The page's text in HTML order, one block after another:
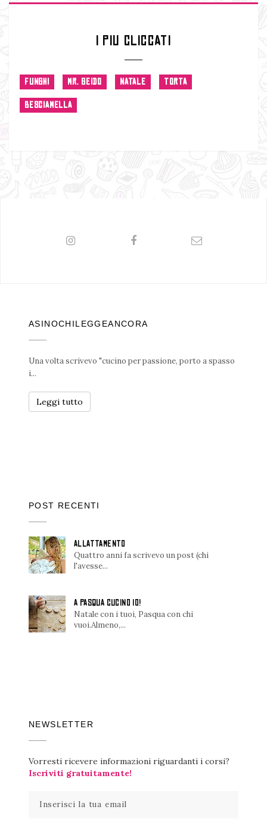
I PIU CLICCATI
FUNGHI MR. GEIDO NATALE TORTA
BESCIAMELLA
ASINOCHILEGGEANCORA
Una volta scrivevo "cucino per passione, porto a spasso
i...
Leggi tutto
POST RECENTI
ALLATTAMENTO
Quattro anni fa scrivevo un post (chi
l'avesse...
A PASQUA CUCINO IO!
Natale con i tuoi, Pasqua con chi
vuoi.Almeno,...
NEWSLETTER
Vorresti ricevere informazioni riguardanti i corsi?
Iscriviti gratuitamente!